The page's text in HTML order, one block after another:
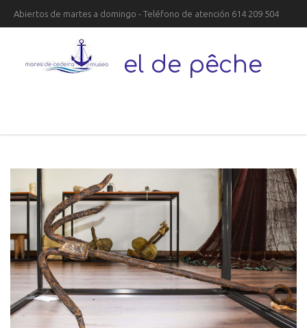
Abiertos de martes a domingo - Teléfono de atención 614 209 504
matériel de pêche